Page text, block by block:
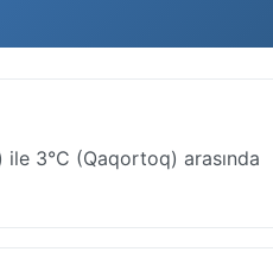
3°C (Qaqortoq) arasında